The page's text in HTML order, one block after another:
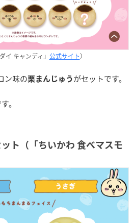
イ キャンディ」 公式サイト）
ン味の栗まんじゅう がセットです。
。
ト（「ちいかわ 食べマスモ